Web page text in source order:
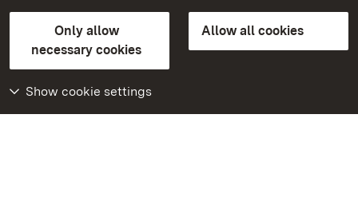
Only allow
necessary cookies
Allow all cookies
Show cookie settings
State Palaces and Gardens of Baden-Wuerttemberg
Contact usFAQMasthead
Declaration on barrier-free access
BITV-konform (geprüfte Seiten)